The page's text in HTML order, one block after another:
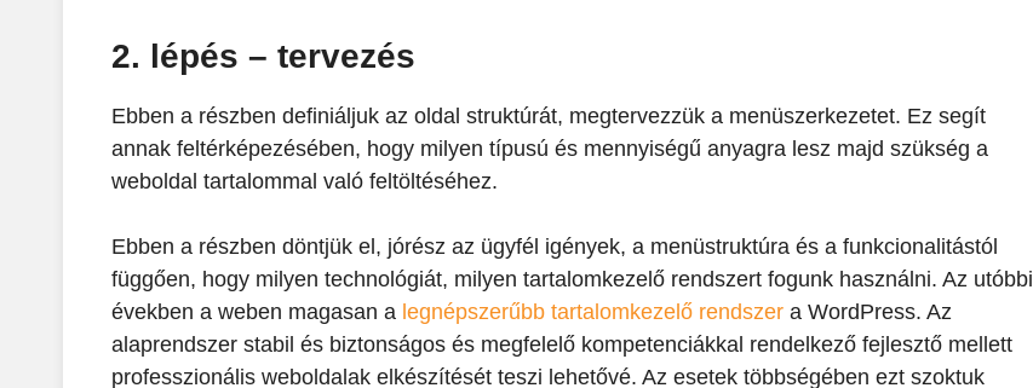
2. lépés – tervezés
Ebben a részben definiáljuk az oldal struktúrát, megtervezzük a menüszerkezetet. Ez segít
annak feltérképezésében, hogy milyen típusú és mennyiségű anyagra lesz majd szükség a
weboldal tartalommal való feltöltéséhez.
Ebben a részben döntjük el, jórész az ügyfél igények, a menüstruktúra és a funkcionalitástól
függően, hogy milyen technológiát, milyen tartalomkezelő rendszert fogunk használni. Az utóbbi
években a weben magasan a legnépszerűbb tartalomkezelő rendszer a WordPress. Az
alaprendszer stabil és biztonságos és megfelelő kompetenciákkal rendelkező fejlesztő mellett
professzionális weboldalak elkészítését teszi lehetővé. Az esetek többségében ezt szoktuk